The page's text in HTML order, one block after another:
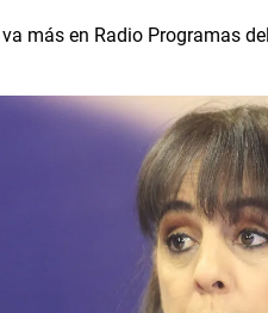
más en Radio Programas